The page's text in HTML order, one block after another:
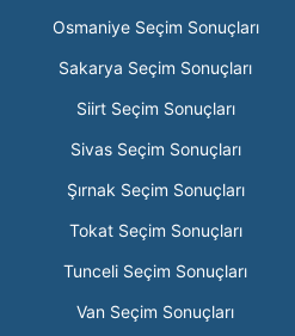
Osmaniye Seçim Sonuçları
Sakarya Seçim Sonuçları
Siirt Seçim Sonuçları
Sivas Seçim Sonuçları
Şırnak Seçim Sonuçları
Tokat Seçim Sonuçları
Tunceli Seçim Sonuçları
Van Seçim Sonuçları